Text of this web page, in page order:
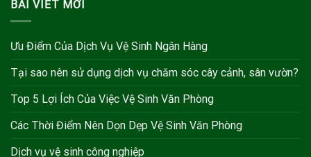
BÀI VIẾT MỚI
Ưu Điểm Của Dịch Vụ Vệ Sinh Ngân Hàng
Tại sao nên sử dụng dịch vụ chăm sóc cây cảnh, sân vườn?
Top 5 Lợi Ích Của Việc Vệ Sinh Văn Phòng
Các Thời Điểm Nên Dọn Dẹp Vệ Sinh Văn Phòng
Dịch vụ vệ sinh công nghiệp